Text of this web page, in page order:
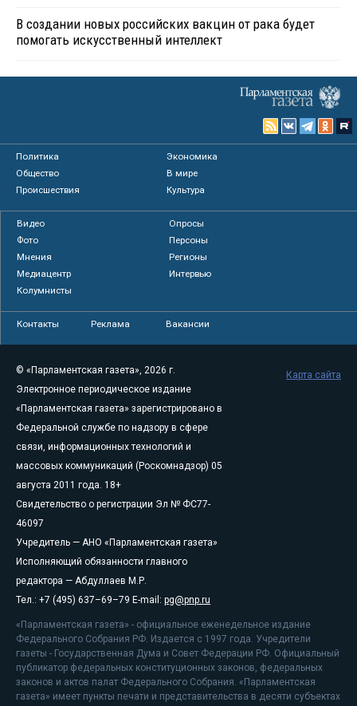
В создании новых российских вакцин от рака будет
помогать искусственный интеллект
Политика
Экономика
Общество
В мире
Происшествия
Культура
Видео
Опросы
Фото
Персоны
Мнения
Регионы
Медиацентр
Интервью
Колумнисты
Контакты Реклама Вакансии
© «Парламентская газета», 2026 г.
Электронное периодическое издание
«Парламентская газета» зарегистрировано в
Федеральной службе по надзору в сфере
связи, информационных технологий и
массовых коммуникаций (Роскомнадзор) 05
августа 2011 года. 18+
Свидетельство о регистрации Эл № ФС77-
46097
Учредитель — АНО «Парламентская газета»
Исполняющий обязанности главного
редактора — Абдуллаев М.Р.
Тел.: +7 (495) 637–69–79 E-mail: pg@pnp.ru
«Парламентская газета» - официальное еженедельное издание
Федерального Собрания РФ. Издается с 1997 года. Учредители
газеты - Государственная Дума и Совет Федерации РФ. Официальный
публикатор федеральных конституционных законов, федеральных
законов и актов палат Федерального Собрания. «Парламентская
газета» имеет пункты печати и представительства в десяти субъектах
Карта сайта